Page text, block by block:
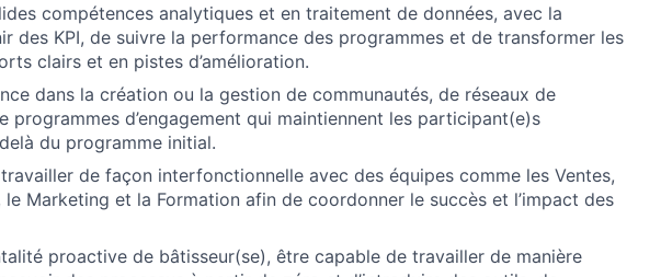
compétences analytiques et en traitement de données, avec la
des KPI, de suivre la performance des programmes et de transformer les
clairs et en pistes d’amélioration.
dans la création ou la gestion de communautés, de réseaux de
programmes d’engagement qui maintiennent les participant(e)s
du programme initial.
travailler de façon interfonctionnelle avec des équipes comme les Ventes,
le Marketing et la Formation afin de coordonner le succès et l’impact des
proactive de bâtisseur(se), être capable de travailler de manière